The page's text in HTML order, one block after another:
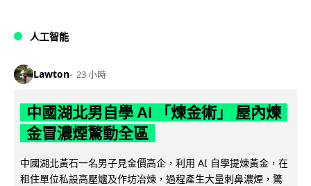
人工智能
Lawton 23 小時
中國湖北男自學 AI 「煉金術」 屋內煉
金冒濃煙驚動全區
中國湖北黃石一名男子見金價高企，利用 AI 自學提煉黃金，在
租住單位私設高壓爐及作坊冶煉，過程產生大量刺鼻濃煙，驚